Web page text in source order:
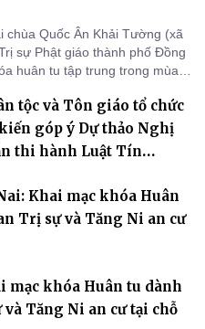
chùa Quốc Ân Khải Tường (xã
sự Phật giáo thành phố Đồng
huân tu tập trung trong mùa
Quốc Ân Khải Tường.
tộc và Tôn giáo tổ chức
góp ý Dự thảo Nghị
thi hành Luật Tín
Khai mạc khóa Huân
Trị sự và Tăng Ni an cư
mạc khóa Huân tu dành
và Tăng Ni an cư tại chỗ